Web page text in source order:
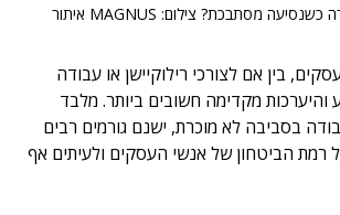
מסוקי חילוץ – מה קורה כשנסיעה מסתבכת? צילום: MAGNUS איתור
בין אם לצורכי רילוקיישן או עבודה
והיערכות מקדימה חשובים ביותר. מלבד
בסביבה לא מוכרת, ישנם גורמים רבים
רמת הביטחון של אנשי העסקים ולעיתים אף